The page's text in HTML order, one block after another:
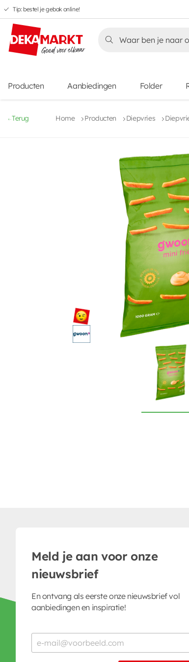
Overslaan
naar
hoofdnavigatie
Overslaan
naar
hoofdinhoud
Overslaan
naar
voettekstinhoud
Overslaan
naar
aanbiedingen
Tip: bestel je gebak online!
Producten Aanbiedingen Folder
Terug Home Producten Diepvries
Meld je aan voor onze
nieuwsbrief
En ontvang als eerste onze nieuwsbrief vol
aanbiedingen en inspiratie!